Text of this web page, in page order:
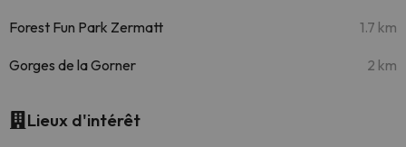
Forest Fun Park Zermatt 1.7 km
Gorges de la Gorner 2 km
Lieux d'intérêt